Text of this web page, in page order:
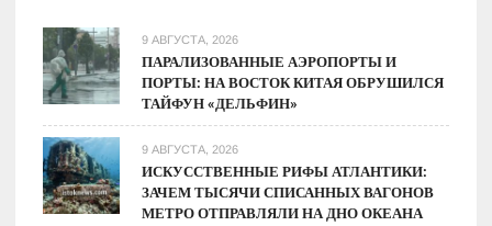
9 АВГУСТА, 2026
ПАРАЛИЗОВАННЫЕ АЭРОПОРТЫ И
ПОРТЫ: НА ВОСТОК КИТАЯ ОБРУШИЛСЯ
ТАЙФУН «ДЕЛЬФИН»
9 АВГУСТА, 2026
ИСКУССТВЕННЫЕ РИФЫ АТЛАНТИКИ:
ЗАЧЕМ ТЫСЯЧИ СПИСАННЫХ ВАГОНОВ
МЕТРО ОТПРАВЛЯЛИ НА ДНО ОКЕАНА